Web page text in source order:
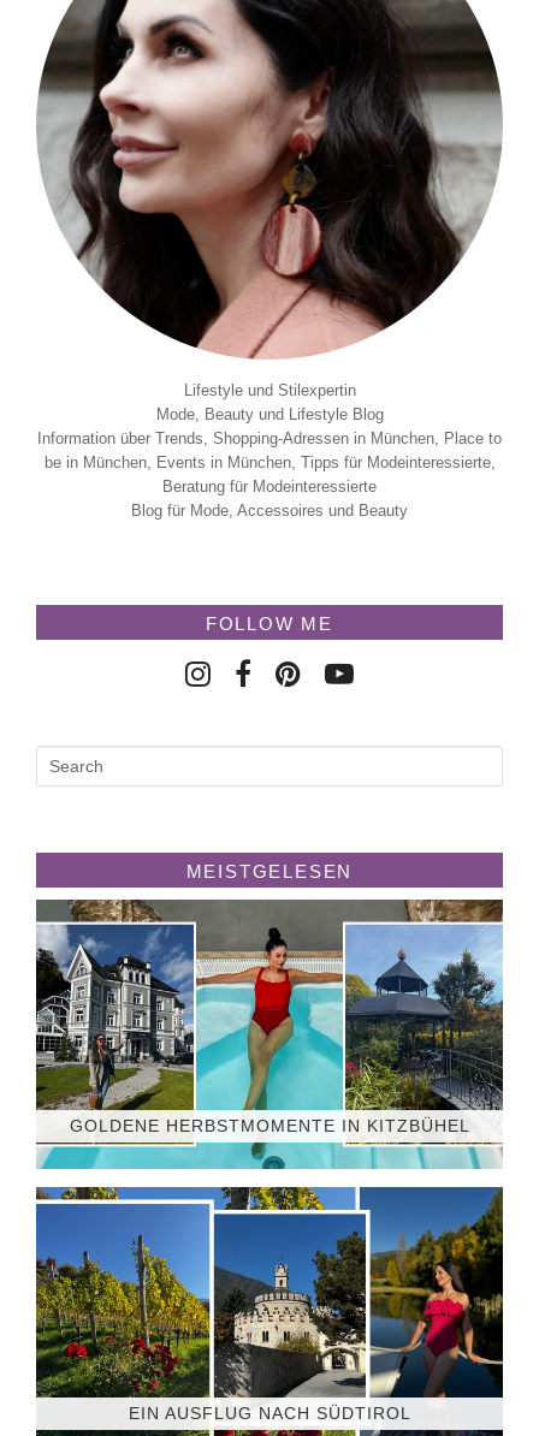
Lifestyle und Stilexpertin
Mode, Beauty und Lifestyle Blog
Information über Trends, Shopping-Adressen in München, Place to
be in München, Events in München, Tipps für Modeinteressierte,
Beratung für Modeinteressierte
Blog für Mode, Accessoires und Beauty
FOLLOW ME
MEISTGELESEN
GOLDENE HERBSTMOMENTE IN KITZBÜHEL
EIN AUSFLUG NACH SÜDTIROL